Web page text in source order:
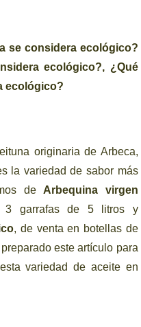
se considera ecológico?
ecológico?, ¿Qué
ecológico?
originaria de Arbeca,
la variedad de sabor más
deArbequina virgen
garrafas de 5 litros y
, de venta en botellas de
este artículo para
variedad de aceite en